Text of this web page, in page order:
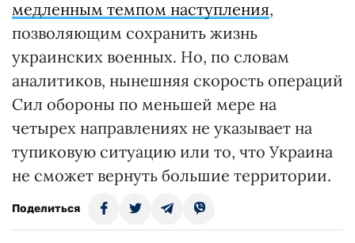
медленным темпом наступления,
позволяющим сохранить жизнь
украинских военных. Но, по словам
аналитиков, нынешняя скорость операций
Сил обороны по меньшей мере на
четырех направлениях не указывает на
тупиковую ситуацию или то, что Украина
не сможет вернуть большие территории.
Поделиться